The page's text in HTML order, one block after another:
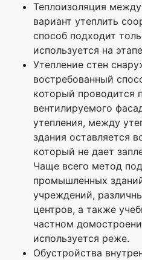
Теплоизоляция
вариант утеплить
способ подходит
используется на
Утепление стен
востребованный
который проводится
вентилируемого
утепления, между
здания оставляется
который не дает
Чаще всего метод
промышленных
учреждений,
центров, а также
частном
используется реже.
Обустройства